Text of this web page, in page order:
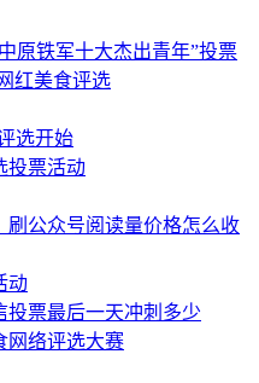
原铁军十大杰出青年”投票
红美食评选
选开始
投票活动
公众号阅读量价格怎么收
动
投票最后一天冲刺多少
网络评选大赛